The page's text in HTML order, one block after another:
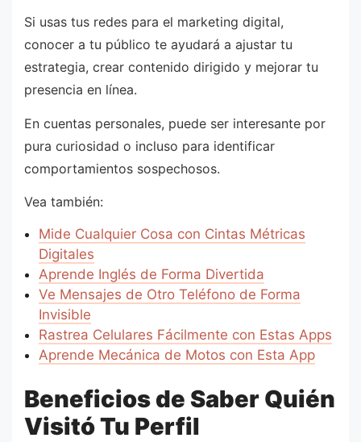
Si usas tus redes para el marketing digital,
conocer a tu público te ayudará a ajustar tu
estrategia, crear contenido dirigido y mejorar tu
presencia en línea.
En cuentas personales, puede ser interesante por
pura curiosidad o incluso para identificar
comportamientos sospechosos.
Vea también:
Mide Cualquier Cosa con Cintas Métricas
Digitales
Aprende Inglés de Forma Divertida
Ve Mensajes de Otro Teléfono de Forma
Invisible
Rastrea Celulares Fácilmente con Estas Apps
Aprende Mecánica de Motos con Esta App
Beneficios de Saber Quién
Visitó Tu Perfil